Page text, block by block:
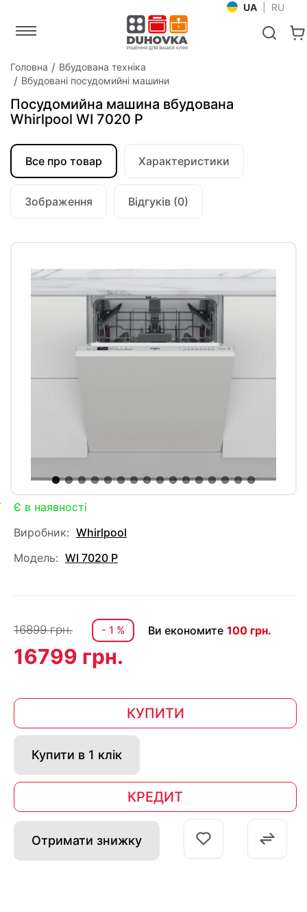
UA RU
Головна
Вбудована техніка
Вбудовані посудомийні машини
Посудомийна машина вбудована
Whirlpool WI 7020 P
Все про товар Характеристики
Зображення Відгуків (0)
Є в наявності
Виробник: Whirlpool
Модель: WI 7020 P
16899 грн. - 1 % Ви економите 100 грн.
16799 грн.
КУПИТИ
Купити в 1 клік
КРЕДИТ
Отримати знижку